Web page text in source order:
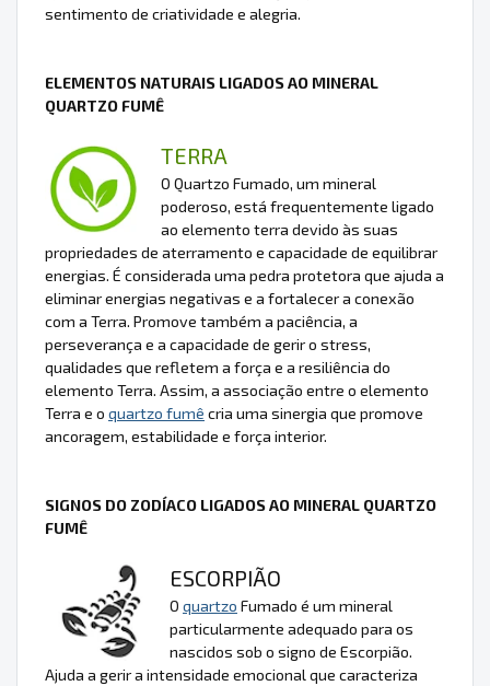
sentimento de criatividade e alegria.
ELEMENTOS NATURAIS LIGADOS AO MINERAL
QUARTZO FUMÊ
TERRA
O Quartzo Fumado, um mineral
poderoso, está frequentemente ligado
ao elemento terra devido às suas
propriedades de aterramento e capacidade de equilibrar
energias. É considerada uma pedra protetora que ajuda a
eliminar energias negativas e a fortalecer a conexão
com a Terra. Promove também a paciência, a
perseverança e a capacidade de gerir o stress,
qualidades que refletem a força e a resiliência do
elemento Terra. Assim, a associação entre o elemento
Terra e o quartzo fumê cria uma sinergia que promove
ancoragem, estabilidade e força interior.
SIGNOS DO ZODÍACO LIGADOS AO MINERAL QUARTZO
FUMÊ
ESCORPIÃO
O quartzo Fumado é um mineral
particularmente adequado para os
nascidos sob o signo de Escorpião.
Ajuda a gerir a intensidade emocional que caracteriza